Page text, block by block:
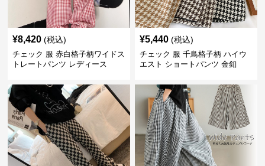
¥8,420 (税込)
チェック 服 赤白格子柄ワイドス
トレートパンツ レディース
¥5,440 (税込)
チェック 服 千鳥格子柄 ハイウ
エスト ショートパンツ 金釦